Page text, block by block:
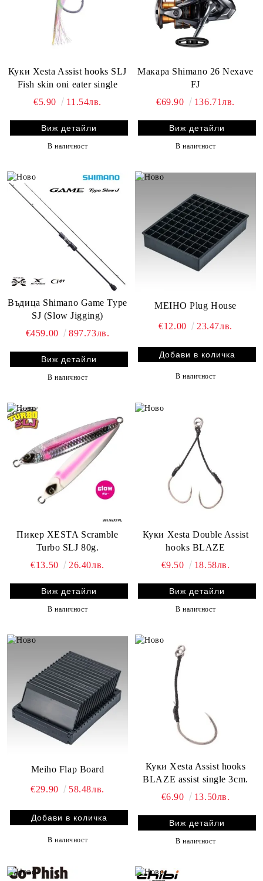
Куки Xesta Assist hooks SLJ
Fish skin oni eater single
€5.90
11.54лв.
Виж детайли
В наличност
Макара Shimano 26 Nexave
FJ
€69.90
136.71лв.
Виж детайли
В наличност
Въдица Shimano Game Type
SJ (Slow Jigging)
€459.00
897.73лв.
Виж детайли
В наличност
MEIHO Plug House
€12.00 23.47лв.
В наличност
Пикер XESTA Scramble
Turbo SLJ 80g.
€13.50
26.40лв.
Виж детайли
В наличност
Куки Xesta Double Assist
hooks BLAZE
€9.50
18.58лв.
Виж детайли
В наличност
Meiho Flap Board
€29.90 58.48лв.
В наличност
Куки Xesta Assist hooks
BLAZE assist single 3cm.
€6.90
13.50лв.
Виж детайли
В наличност